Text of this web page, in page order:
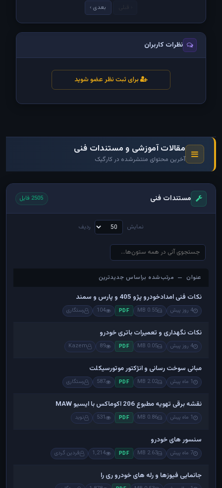
بعدی ›
نظرات کاربران
برای ثبت نظر عضو شوید
مقالات آموزشی و مستندات فنی
آخرین محتوای منتشرشده در کارگیک
مستندات فنی 2505 فایل
نمایش ردیف
عنوان — مرتب‌شده براساس جدیدترین
عنوان — مرتب‌شده براساس جدیدترین
نکات فنی امدادخودرو پژو 405 و پارس و سمند
4 روز پیش 0.55 MB
PDF
104 رستگاری
نکات نگهداری و تعمیرات باتری خودرو
4 روز پیش 0.05 MB
PDF
89
Kazem
مبانی سوخت رسانی و انژکتور موتورسیکلت
1 ماه پیش 2.02 MB
PDF
587 رستگاری
نقشه برقی تهویه مطبوع 206 اکوماکس با ایسیو MAW
1 ماه پیش 0.86 MB
PDF
531 نوید
سنسور های خودرو
7 ماه پیش 2.63 MB
PDF
1,214 فردین گردی
جانمایی فیوزها و رله های خودرو ری را